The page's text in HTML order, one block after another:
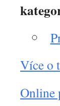
Více o
Online